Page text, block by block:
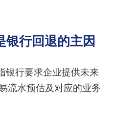
银行回退的主因
银行要求企业提供未来
流水预估及对应的业务